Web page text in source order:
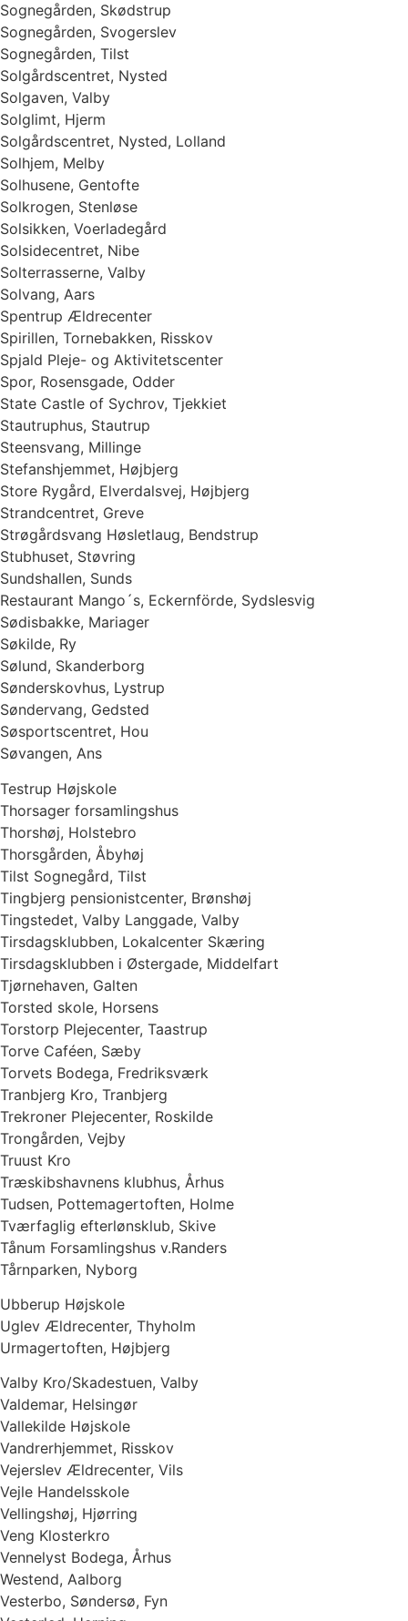
Sognegården, Skødstrup
Sognegården, Svogerslev
Sognegården, Tilst
Solgårdscentret, Nysted
Solgaven, Valby
Solglimt, Hjerm
Solgårdscentret, Nysted, Lolland
Solhjem, Melby
Solhusene, Gentofte
Solkrogen, Stenløse
Solsikken, Voerladegård
Solsidecentret, Nibe
Solterrasserne, Valby
Solvang, Aars
Spentrup Ældrecenter
Spirillen, Tornebakken, Risskov
Spjald Pleje- og Aktivitetscenter
Spor, Rosensgade, Odder
State Castle of Sychrov, Tjekkiet
Stautruphus, Stautrup
Steensvang, Millinge
Stefanshjemmet, Højbjerg
Store Rygård, Elverdalsvej, Højbjerg
Strandcentret, Greve
Strøgårdsvang Høsletlaug, Bendstrup
Stubhuset, Støvring
Sundshallen, Sunds
Restaurant Mango´s, Eckernförde, Sydslesvig
Sødisbakke, Mariager
Søkilde, Ry
Sølund, Skanderborg
Sønderskovhus, Lystrup
Søndervang, Gedsted
Søsportscentret, Hou
Søvangen, Ans
Testrup Højskole
Thorsager forsamlingshus
Thorshøj, Holstebro
Thorsgården, Åbyhøj
Tilst Sognegård, Tilst
Tingbjerg pensionistcenter, Brønshøj
Tingstedet, Valby Langgade, Valby
Tirsdagsklubben, Lokalcenter Skæring
Tirsdagsklubben i Østergade, Middelfart
Tjørnehaven, Galten
Torsted skole, Horsens
Torstorp Plejecenter, Taastrup
Torve Caféen, Sæby
Torvets Bodega, Fredriksværk
Tranbjerg Kro, Tranbjerg
Trekroner Plejecenter, Roskilde
Trongården, Vejby
Truust Kro
Træskibshavnens klubhus, Århus
Tudsen, Pottemagertoften, Holme
Tværfaglig efterlønsklub, Skive
Tånum Forsamlingshus v.Randers
Tårnparken, Nyborg
Ubberup Højskole
Uglev Ældrecenter, Thyholm
Urmagertoften, Højbjerg
Valby Kro/Skadestuen, Valby
Valdemar, Helsingør
Vallekilde Højskole
Vandrerhjemmet, Risskov
Vejerslev Ældrecenter, Vils
Vejle Handelsskole
Vellingshøj, Hjørring
Veng Klosterkro
Vennelyst Bodega, Århus
Westend, Aalborg
Vesterbo, Søndersø, Fyn